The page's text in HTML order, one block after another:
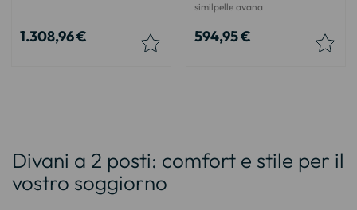
1.308,96 €
similpelle avana
594,95 €
Divani a 2 posti: comfort e stile per il
vostro soggiorno